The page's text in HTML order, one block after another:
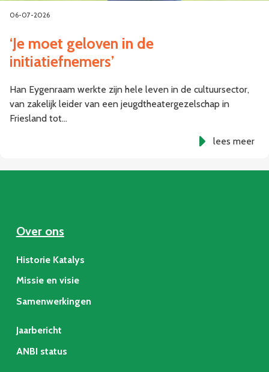
06-07-2026
‘Je moet geloven in de
initiatiefnemers’
Han Eygenraam werkte zijn hele leven in de cultuursector,
van zakelijk leider van een jeugdtheatergezelschap in
Friesland tot…
lees meer
Over ons
Historie Katalys
Missie en visie
Samenwerkingen
Jaarbericht
ANBI status